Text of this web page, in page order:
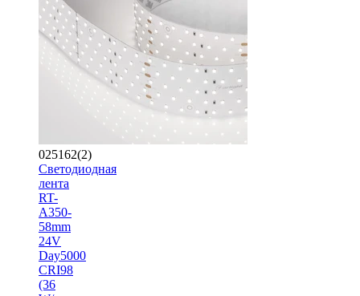
025162(2)
Светодиодная
лента
RT-
A350-
58mm
24V
Day5000
CRI98
(36